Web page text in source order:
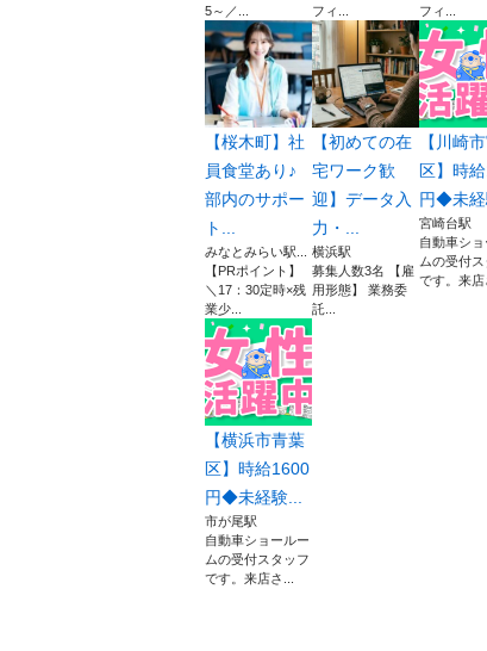
5～／...
フィ...
フィ...
【桜木町】社
員食堂あり♪
部内のサポー
ト...
みなとみらい駅...
【PRポイント】
＼17：30定時×残
業少...
【初めての在
宅ワーク歓
迎】データ入
力・...
横浜駅
募集人数3名 【雇
用形態】 業務委
託...
【川崎
区】時
円◆未経
宮崎台駅
自動車ショ
ムの受付
です。来店
【横浜市青葉
区】時給1600
円◆未経験...
市が尾駅
自動車ショールー
ムの受付スタッフ
です。来店さ...